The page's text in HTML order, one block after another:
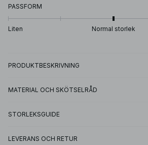
PASSFORM
Liten Normal storlek
PRODUKTBESKRIVNING
MATERIAL OCH SKÖTSELRÅD
STORLEKSGUIDE
LEVERANS OCH RETUR